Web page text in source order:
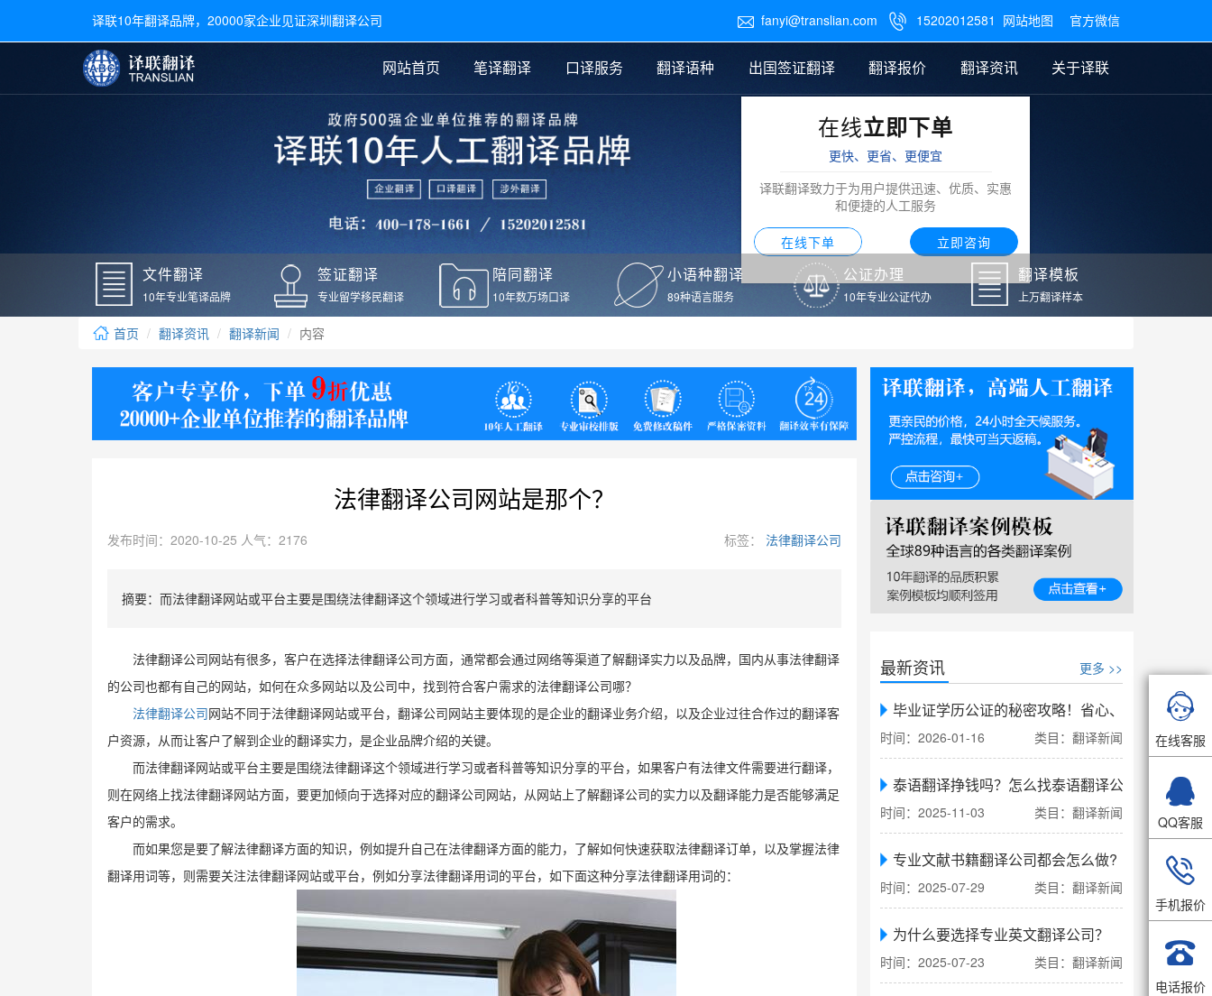
译联10年翻译品牌，20000家企业见证深圳翻译公司  fanyi@translian.com  15202012581 网站地图 官方微信
网站首页 笔译翻译
文件翻译 医学翻译 法律翻译 说明书翻译 图纸翻译
口译服务
广交会翻译 交替传译 同声传译
翻译语种
常用语种翻译
日语翻译
德语翻译
老挝语翻译 泰语翻译
葡萄牙语翻译
出国签证翻译
毕业证翻译
户口本翻译
学位证翻译
身份证翻译
签证材料翻译
银行流水翻译
驾照翻译
疫苗本翻译
新冠疫苗接种证明翻译
核酸检测报告英文版翻
译
翻译报价
笔译翻译报价
证件翻译报价
翻译资讯
公证样本
签证翻译
口译新闻
翻译新闻
关于译联
在线立即下单
更快、更省、更便宜
译联翻译致力于为用户提供迅速、优质、实惠
和便捷的人工服务
在线下单 立即咨询
文件翻译
10年专业笔译品牌
签证翻译
专业留学移民翻译
陪同翻译
10年数万场口译
小语种翻译
89种语言服务
公证办理
10年专业公证代办
翻译模板
上万翻译样本
首页 翻译资讯 翻译新闻 内容
法律翻译公司网站是那个？
发布时间：2020-10-25 人气：2176 标签： 法律翻译公司
摘要：而法律翻译网站或平台主要是围绕法律翻译这个领域进行学习或者科普等知识分享的平台
法律翻译公司网站有很多，客户在选择法律翻译公司方面，通常都会通过网络等渠道了解翻译实力以及品牌，国内从事法律翻译
的公司也都有自己的网站，如何在众多网站以及公司中，找到符合客户需求的法律翻译公司哪？
法律翻译公司 网站不同于法律翻译网站或平台，翻译公司网站主要体现的是企业的翻译业务介绍，以及企业过往合作过的翻译客
户资源，从而让客户了解到企业的翻译实力，是企业品牌介绍的关键。
而法律翻译网站或平台主要是围绕法律翻译这个领域进行学习或者科普等知识分享的平台，如果客户有法律文件需要进行翻译，
则在网络上找法律翻译网站方面，要更加倾向于选择对应的翻译公司网站，从网站上了解翻译公司的实力以及翻译能力是否能够满足
客户的需求。
而如果您是要了解法律翻译方面的知识，例如提升自己在法律翻译方面的能力，了解如何快速获取法律翻译订单，以及掌握法律
翻译用词等，则需要关注法律翻译网站或平台，例如分享法律翻译用词的平台，如下面这种分享法律翻译用词的：
最新资讯 更多 >>
毕业证学历公证的秘密攻略！省心、省力、省时
时间：2026-01-16 类目：翻译新闻
泰语翻译挣钱吗？怎么找泰语翻译公司翻译
时间：2025-11-03 类目：翻译新闻
专业文献书籍翻译公司都会怎么做?
时间：2025-07-29 类目：翻译新闻
为什么要选择专业英文翻译公司？
时间：2025-07-23 类目：翻译新闻

在线客服

QQ客服

手机报价

电话报价